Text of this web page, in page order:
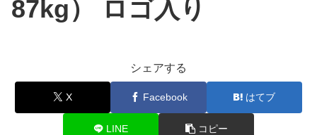
87kg） ロゴ入り
シェアする
X Facebook はてブ
LINE コピー